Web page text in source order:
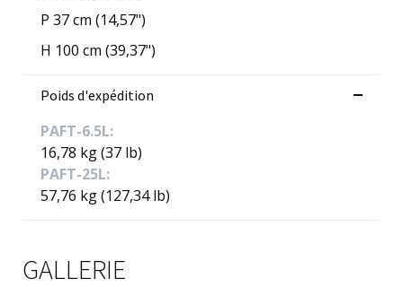
P 37 cm (14,57")
H 100 cm (39,37")
Poids d'expédition
PAFT-6.5L:
16,78 kg (37 lb)
PAFT-25L:
57,76 kg (127,34 lb)
GALLERIE